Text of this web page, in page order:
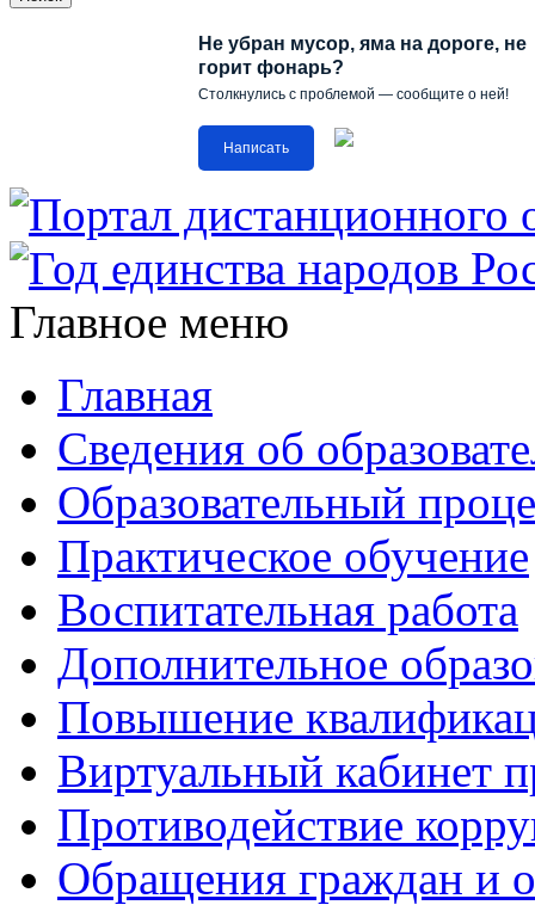
Не убран мусор, яма на дороге, не
горит фонарь?
Столкнулись с проблемой — сообщите о ней!
Написать
Главное меню
Главная
Сведения об
Образовательный
Практическое обучение
Воспитательная работа
Дополнительное
Повышение
Виртуальный кабинет
Противодействие
Обращения граждан и